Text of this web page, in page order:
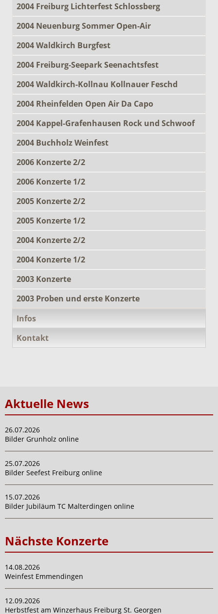
2004 Freiburg Lichterfest Schlossberg
2004 Neuenburg Sommer Open-Air
2004 Waldkirch Burgfest
2004 Freiburg-Seepark Seenachtsfest
2004 Waldkirch-Kollnau Kollnauer Feschd
2004 Rheinfelden Open Air Da Capo
2004 Kappel-Grafenhausen Rock und Schwoof
2004 Buchholz Weinfest
2006 Konzerte 2/2
2006 Konzerte 1/2
2005 Konzerte 2/2
2005 Konzerte 1/2
2004 Konzerte 2/2
2004 Konzerte 1/2
2003 Konzerte
2003 Proben und erste Konzerte
Infos
Kontakt
Aktuelle News
26.07.2026
Bilder Grunholz online
25.07.2026
Bilder Seefest Freiburg online
15.07.2026
Bilder Jubiläum TC Malterdingen online
Nächste Konzerte
14.08.2026
Weinfest Emmendingen
12.09.2026
Herbstfest am Winzerhaus Freiburg St. Georgen